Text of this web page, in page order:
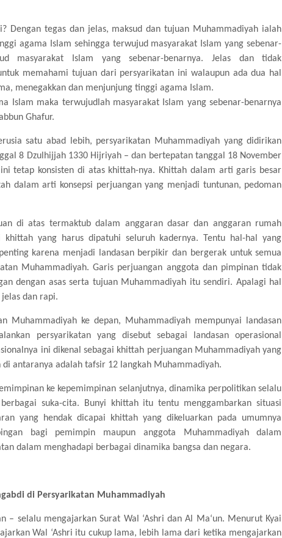
Dengan tegas dan jelas, maksud dan tujuan Muhammadiyah ialah
agama Islam sehingga terwujud masyarakat Islam yang sebenar-
masyarakat Islam yang sebenar-benarnya. Jelas dan tidak
memahami tujuan dari persyarikatan ini walaupun ada dua hal
menegakkan dan menjunjung tinggi agama Islam.
Islam maka terwujudlah masyarakat Islam yang sebenar-benarnya
Ghafur.
satu abad lebih, persyarikatan Muhammadiyah yang didirikan
8 Dzulhijjah 1330 Hijriyah – dan bertepatan tanggal 18 November
tetap konsisten di atas khittah-nya. Khittah dalam arti garis besar
dalam arti konsepsi perjuangan yang menjadi tuntunan, pedoman
di atas termaktub dalam anggaran dasar dan anggaran rumah
khittah yang harus dipatuhi seluruh kadernya. Tentu hal-hal yang
karena menjadi landasan berpikir dan bergerak untuk semua
Muhammadiyah. Garis perjuangan anggota dan pimpinan tidak
dengan asas serta tujuan Muhammadiyah itu sendiri. Apalagi hal
dan rapi.
Muhammadiyah ke depan, Muhammadiyah mempunyai landasan
persyarikatan yang disebut sebagai landasan operasional
ini dikenal sebagai khittah perjuangan Muhammadiyah yang
antaranya adalah tafsir 12 langkah Muhammadiyah.
ke kepemimpinan selanjutnya, dinamika perpolitikan selalu
suka-cita. Bunyi khittah itu tentu menggambarkan situasi
yang hendak dicapai khittah yang dikeluarkan pada umumnya
bagi pemimpin maupun anggota Muhammadiyah dalam
dalam menghadapi berbagai dinamika bangsa dan negara.
di Persyarikatan Muhammadiyah
– selalu mengajarkan Surat Wal ‘Ashri dan Al Ma‘un. Menurut Kyai
Wal ‘Ashri itu cukup lama, lebih lama dari ketika mengajarkan